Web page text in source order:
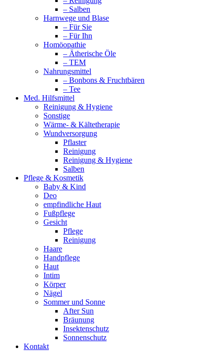
– Salben
Harnwege und Blase
– Für Sie
– Für Ihn
Homöopathie
– Ätherische Öle
– TEM
Nahrungsmittel
– Bonbons & Fruchtbären
– Tee
Med. Hilfsmittel
Reinigung & Hygiene
Sonstige
Wärme- & Kältetherapie
Wundversorgung
Pflaster
Reinigung
Reinigung & Hygiene
Salben
Pflege & Kosmetik
Baby & Kind
Deo
empfindliche Haut
Fußpflege
Gesicht
Pflege
Reinigung
Haare
Handpflege
Haut
Intim
Körper
Nägel
Sommer und Sonne
After Sun
Bräunung
Insektenschutz
Sonnenschutz
Kontakt